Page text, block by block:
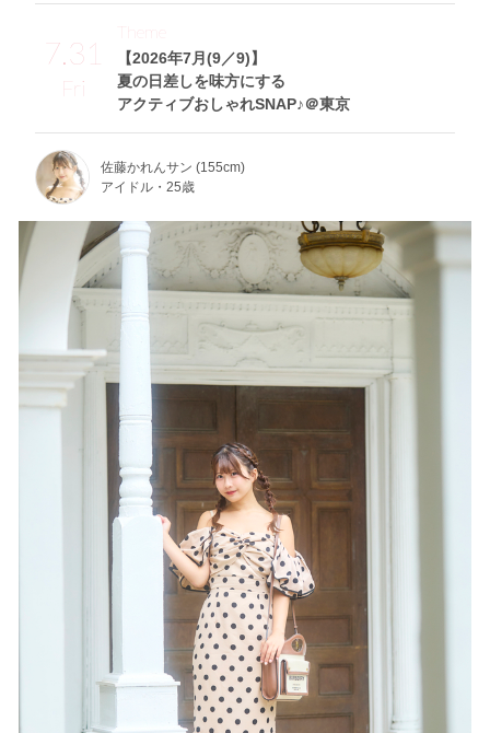
7.31
Fri
【2026年7月(9／9)】
夏の日差しを味方にする
アクティブおしゃれSNAP♪＠東京
Theme
佐藤かれんサン (155cm)
アイドル・25歳